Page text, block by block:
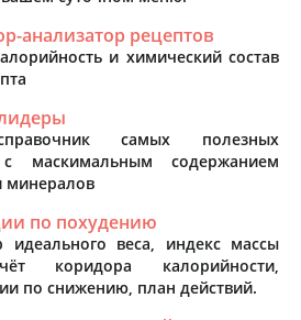
анализатор рецептов
и химический состав
самых полезных
с маскимальным содержанием
минералов
по похудению
идеального веса, индекс массы
коридора калорийности,
по снижению, план действий.